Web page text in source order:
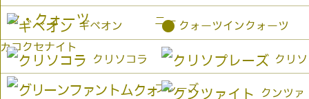
カコクセナイト
ニー
ギベオン ● クォーツインクォーツ
クリソコラ クリソ
プレーズ クンツァ